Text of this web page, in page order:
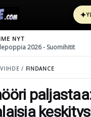
✦
NYT
2026 - Suomihitit
VIIHDE / FINDANCE